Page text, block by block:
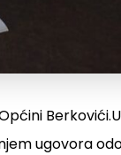
ugovora